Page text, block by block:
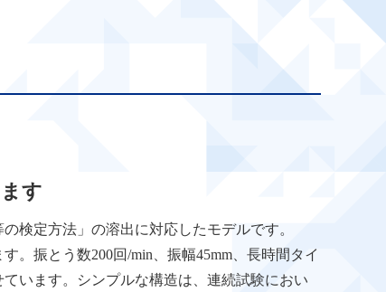
す
検定方法」の溶出に対応したモデルです。
。振とう数200回/min、振幅45mm、長時間タイ
います。シンプルな構造は、連続試験におい